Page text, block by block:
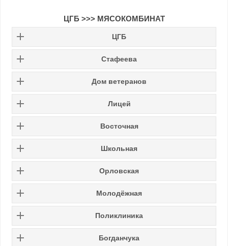
ЦГБ >>> МЯСОКОМБИНАТ
ЦГБ
Стафеева
Дом ветеранов
Лицей
Восточная
Школьная
Орловская
Молодёжная
Поликлиника
Богданчука